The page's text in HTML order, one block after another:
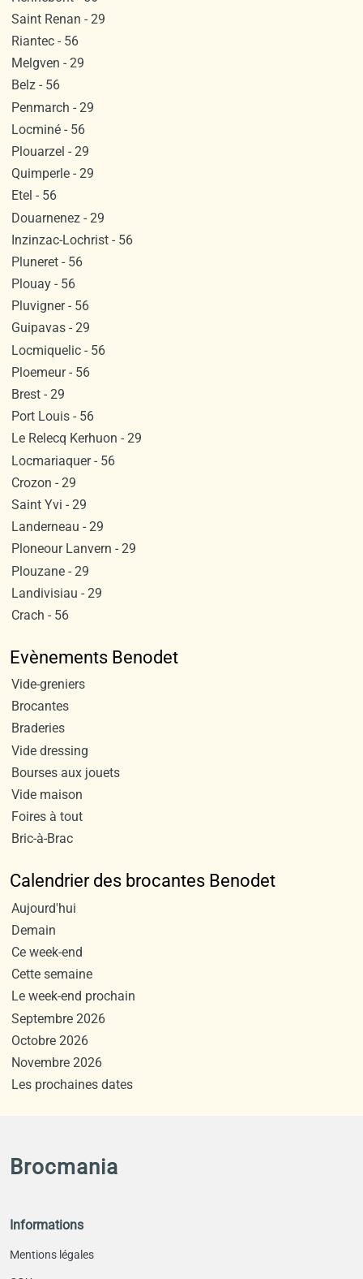
Saint Renan - 29
Riantec - 56
Melgven - 29
Belz - 56
Penmarch - 29
Locminé - 56
Plouarzel - 29
Quimperle - 29
Etel - 56
Douarnenez - 29
Inzinzac-Lochrist - 56
Pluneret - 56
Plouay - 56
Pluvigner - 56
Guipavas - 29
Locmiquelic - 56
Ploemeur - 56
Brest - 29
Port Louis - 56
Le Relecq Kerhuon - 29
Locmariaquer - 56
Crozon - 29
Saint Yvi - 29
Landerneau - 29
Ploneour Lanvern - 29
Plouzane - 29
Landivisiau - 29
Crach - 56
Evènements Benodet
Vide-greniers
Brocantes
Braderies
Vide dressing
Bourses aux jouets
Vide maison
Foires à tout
Bric-à-Brac
Calendrier des brocantes Benodet
Aujourd'hui
Demain
Ce week-end
Cette semaine
Le week-end prochain
Septembre 2026
Octobre 2026
Novembre 2026
Les prochaines dates
Brocmania
Informations
Mentions légales